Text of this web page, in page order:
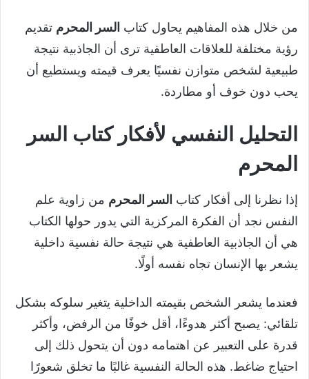
من خلال هذه المفاهيم يحاول كتاب السر المحرم تقديم
رؤية مختلفة للعلاقات العاطفية ترى أن الجاذبية نتيجة
طبيعية لشخص متوازن نفسيًا يعرف قيمته ويستطيع أن
يحب دون خوف أو مطاردة.
التحليل النفسي لأفكار كتاب السر
المحرم
إذا نظرنا إلى أفكار كتاب السر المحرم من زاوية علم
النفس نجد أن الفكرة المركزية التي يدور حولها الكتاب
هي أن الجاذبية العاطفية هي نتيجة حالة نفسية داخلية
يشعر بها الإنسان تجاه نفسه أولًا.
فعندما يشعر الشخص بقيمته الداخلية يتغير سلوكه بشكل
تلقائي: يصبح أكثر هدوءًا، أقل خوفًا من الرفض، وأكثر
قدرة على التعبير عن اهتمامه دون أن يتحول ذلك إلى
احتياج ضاغط. هذه الحالة النفسية غالبًا ما تخلق شعورًا